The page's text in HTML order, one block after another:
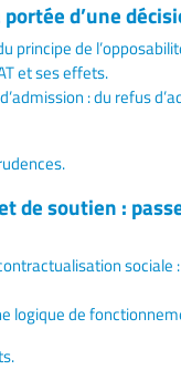
d’une
principe de
et ses effets.
: du refus
de soutien :
logique de